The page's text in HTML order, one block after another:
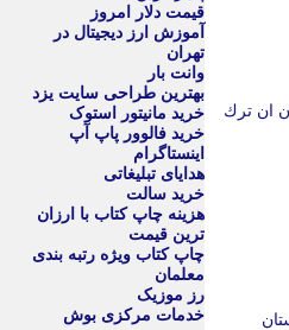
ان ترك
قیمت دلار امروز
آموزش ارز دیجیتال در
تهران
وانت بار
بهترین طراحی سایت یزد
خرید مانیتور استوک
خرید فالوور پاپ آپ
اینستاگرام
هدایای تبلیغاتی
خرید سالت
هزینه چاپ کتاب با ارزان
ترین قیمت
چاپ کتاب ویژه رتبه بندی
معلمان
رز موزیک
خدمات مرکزی بوش